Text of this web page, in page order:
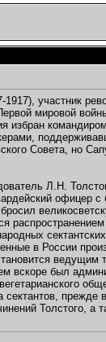
участник
мировой
Совета, но
Л.Н.
офицер
в России
ведущим
вскоре был
прежде
Толстого, а